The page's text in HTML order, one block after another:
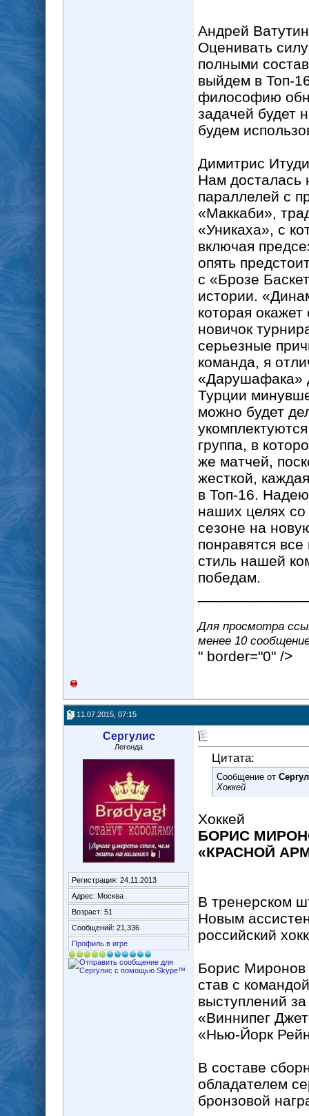
Андрей
Оценивать
полными
выйдем в Топ-
философию
задачей будет
будем
Димитрис
Нам досталась
параллелей с
«Маккаби»,
«Уникаха», с
включая
опять
с «Брозе
истории.
которая
новичок
серьезные
команда, я
«Дарушафака»
Турции
можно будет
группа, в
же матчей,
жесткой,
в Топ-16.
наших целях со
сезоне на
понравятся
стиль нашей
победам.
Для просмотра
менее 10
" border="0" />
11.07.2015, 07:15
Сергулис
Легенда
Регистрация: 24.11.2013
Адрес: Москва
Возраст: 51
Сообщений: 21,336
Профиль в игре
Цитата:
Сообщение от
Хоккей
Хоккей
БОРИС
«КРАСНОЙ
В тренерском
Новым
российский
Борис Миронов
став с
выступлений
«Виннипег
«Нью-Йорк
В составе
обладателем
бронзовой